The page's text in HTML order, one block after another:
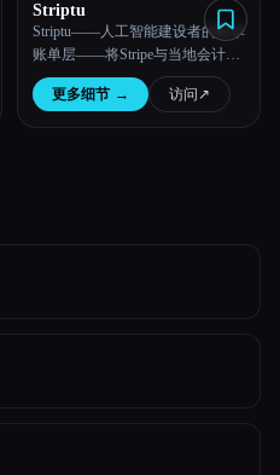
Striptu
Striptu——人工智能建设者的账单
账单层——将Stripe与当地会计和
合规性联系起来。自动开票，保
持合规性，跳过簿记员。每月
更多细节 → 访问 ↗︎